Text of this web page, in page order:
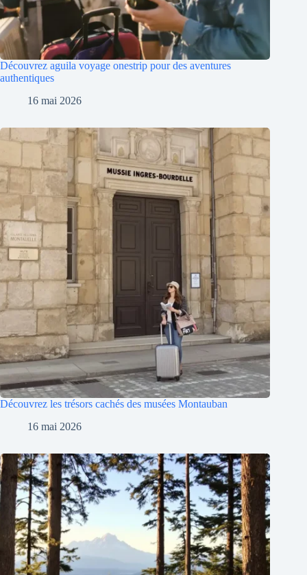
Découvrez aguila voyage onestrip pour des aventures
authentiques
16 mai 2026
Découvrez les trésors cachés des musées Montauban
16 mai 2026